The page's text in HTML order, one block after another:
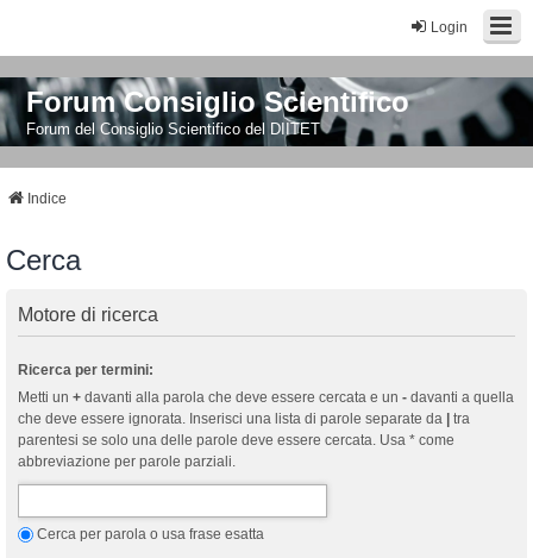
Login
Forum Consiglio Scientifico
Forum del Consiglio Scientifico del DIITET
Indice
Cerca
Motore di ricerca
Ricerca per termini:
Metti un + davanti alla parola che deve essere cercata e un - davanti a quella
che deve essere ignorata. Inserisci una lista di parole separate da
tra
parentesi se solo una delle parole deve essere cercata. Usa * come
abbreviazione per parole parziali.
Cerca per parola o usa frase esatta